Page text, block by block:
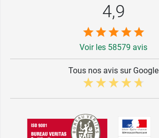
4,9
Voir les 58579 avis
Tous nos avis sur Google